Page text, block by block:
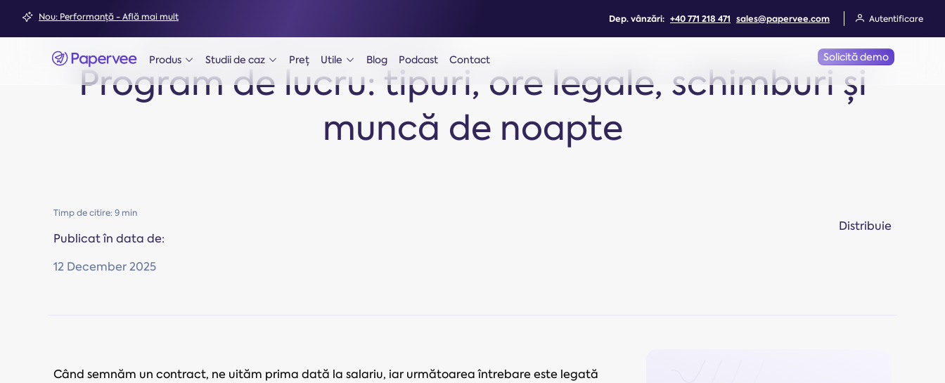
Nou: Performanță - Află mai mult Dep. vânzări: +40 771 218 471 sales@papervee.com Autentificare
Produs ph-caret-down Studii de caz ph-caret-down Preț Utile ph-caret-down Blog Podcast Contact Solicită demo
Program de lucru: tipuri, ore legale, schimburi și
muncă de noapte
Timp de citire: 9 min
Publicat în data de:
12 December 2025
Distribuie
Când semnăm un contract, ne uităm prima dată la salariu, iar următoarea întrebare este legată